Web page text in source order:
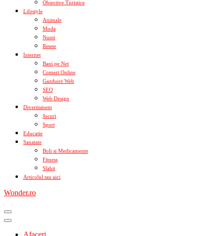
Obiective Turistice
Lifestyle
Animale
Moda
Nunti
Retete
Internet
Bani pe Net
Comert Online
Gazduire Web
SEO
Web Design
Divertisment
Jocuri
Sport
Educatie
Sanatate
Boli si Medicamente
Fitness
Slabit
Articolul tau aici
Wonder.ro
Afaceri